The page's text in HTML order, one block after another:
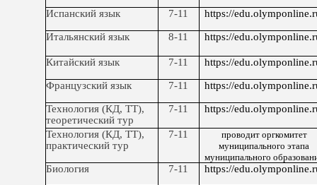
Испанский язык 7-11 https://
Итальянский язык 8-11 https://
Китайский язык 7-11 https://
Французский язык 7-11 https://
Технология (КД, ТТ),
теоретический тур
7-11 https://
Технология (КД, ТТ),
практический тур
7-11
проводит оргкомитет
муниципального этапа
муниципального
Биология 7-11 https://